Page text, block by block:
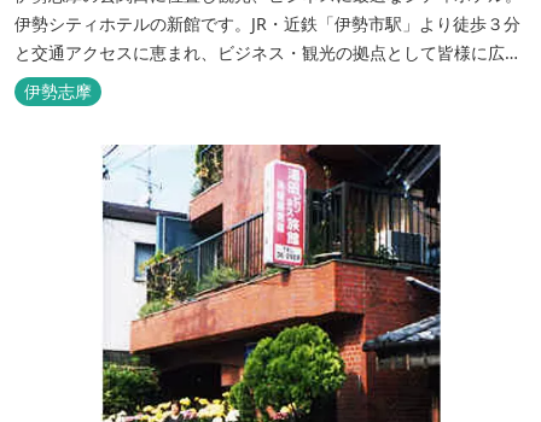
伊勢シティホテルの新館です。JR・近鉄「伊勢市駅」より徒歩３分
と交通アクセスに恵まれ、ビジネス・観光の拠点として皆様に広く
ご利用いただいております。１階には、しゃぶしゃぶと日本料理の
「伊勢みやび」があります。
伊勢志摩